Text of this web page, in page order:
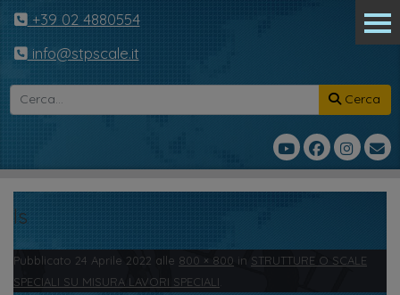
+39 02 4880554
info@stpscale.it
Cerca
ls
Pubblicato 24 Aprile 2022 alle 800 × 800 in STRUTTURE O SCALE
SPECIALI SU MISURA LAVORI SPECIALI